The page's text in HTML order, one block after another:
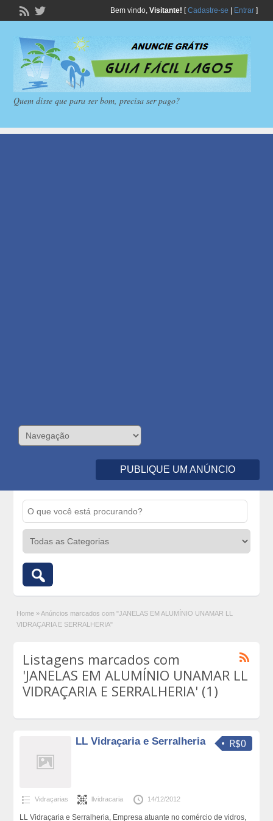
Bem vindo, Visitante! [Cadastre-se Entrar]
Quem disse que para ser bom, precisa ser pago?
PUBLIQUE UM ANÚNCIO
Home » Anúncios marcados com "JANELAS EM ALUMÍNIO UNAMAR LL
VIDRAÇARIA E SERRALHERIA"
Listagens marcados com
'JANELAS EM ALUMÍNIO UNAMAR LL
VIDRAÇARIA E SERRALHERIA' (1)
R$0
LL Vidraçaria e Serralheria
Vidraçarias llvidracaria 14/12/2012
LL Vidraçaria e Serralheria, Empresa atuante no comércio de vidros,